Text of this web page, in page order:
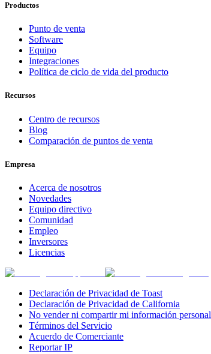
Productos
Punto de venta
Software
Equipo
Integraciones
Política de ciclo de vida del producto
Recursos
Centro de recursos
Blog
Comparación de puntos de venta
Empresa
Acerca de nosotros
Novedades
Equipo directivo
Comunidad
Empleo
Inversores
Licencias
Declaración de Privacidad de Toast
Declaración de Privacidad de California
No vender ni compartir mi información personal
Términos del Servicio
Acuerdo de Comerciante
Reportar IP